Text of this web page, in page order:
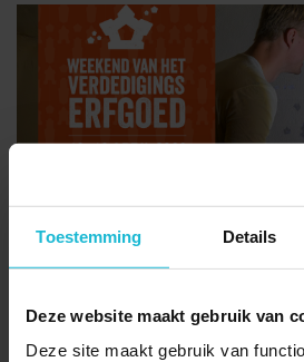
Toestemming Details
Deze website maakt gebruik van
Deze site maakt gebruik van
ontspanning. Ga met een gids en
gangenstelsels, schuilkelders en